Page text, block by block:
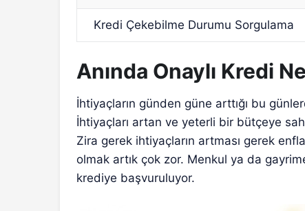
Kredi Çekebilme Durumu Sorgulama
Anında Onaylı Kredi
İhtiyaçların günden güne arttığı bu
İhtiyaçları artan ve yeterli bir bütçeye
Zira gerek ihtiyaçların artması gerek
olmak artık çok zor. Menkul ya da
krediye başvuruluyor.